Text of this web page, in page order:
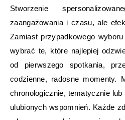
Stworzenie
zaangażowania i czasu, ale
Zamiast przypadkowego
wybrać te, które najlepiej
od pierwszego spotkania,
codzienne, radosne momenty.
chronologicznie, tematycznie lub
ulubionych wspomnień. Każde